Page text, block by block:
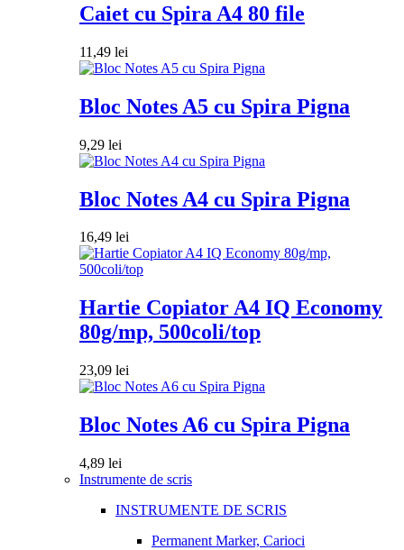
Caiet cu Spira A4 80 file
11,49 lei
Bloc Notes A5 cu Spira Pigna
9,29 lei
Bloc Notes A4 cu Spira Pigna
16,49 lei
Hartie Copiator A4 IQ Economy
80g/mp, 500coli/top
23,09 lei
Bloc Notes A6 cu Spira Pigna
4,89 lei
Instrumente de scris
INSTRUMENTE DE SCRIS
Permanent Marker, Carioci